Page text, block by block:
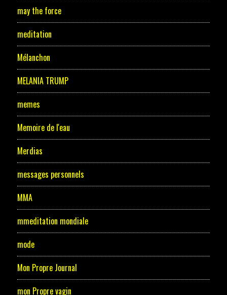
may the force
meditation
Mélanchon
MELANIA TRUMP
memes
Memoire de l'eau
Merdias
messages personnels
MMA
mmeditation mondiale
mode
Mon Propre Journal
mon Propre vagin